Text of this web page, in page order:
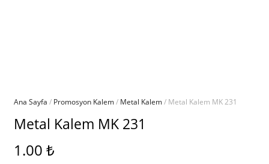
Ana Sayfa / Promosyon Kalem/ Metal Kalem/ Metal Kalem MK 231
Metal Kalem MK 231
1.00 ₺